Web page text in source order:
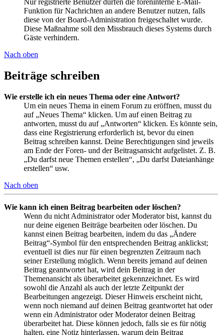
Nur registrierte Benutzer dürfen die foreninterne E-Mail-
Funktion für Nachrichten an andere Benutzer nutzen, falls
diese von der Board-Administration freigeschaltet wurde.
Diese Maßnahme soll den Missbrauch dieses Systems durch
Gäste verhindern.
Nach oben
Beiträge schreiben
Wie erstelle ich ein neues Thema oder eine Antwort?
Um ein neues Thema in einem Forum zu eröffnen, musst du
auf „Neues Thema“ klicken. Um auf einen Beitrag zu
antworten, musst du auf „Antworten“ klicken. Es könnte sein,
dass eine Registrierung erforderlich ist, bevor du einen
Beitrag schreiben kannst. Deine Berechtigungen sind jeweils
am Ende der Foren- und der Beitragsansicht aufgelistet. Z. B.
„Du darfst neue Themen erstellen“, „Du darfst Dateianhänge
erstellen“ usw.
Nach oben
Wie kann ich einen Beitrag bearbeiten oder löschen?
Wenn du nicht Administrator oder Moderator bist, kannst du
nur deine eigenen Beiträge bearbeiten oder löschen. Du
kannst einen Beitrag bearbeiten, indem du das „Ändere
Beitrag“-Symbol für den entsprechenden Beitrag anklickst;
eventuell ist dies nur für einen begrenzten Zeitraum nach
seiner Erstellung möglich. Wenn bereits jemand auf deinen
Beitrag geantwortet hat, wird dein Beitrag in der
Themenansicht als überarbeitet gekennzeichnet. Es wird
sowohl die Anzahl als auch der letzte Zeitpunkt der
Bearbeitungen angezeigt. Dieser Hinweis erscheint nicht,
wenn noch niemand auf deinen Beitrag geantwortet hat oder
wenn ein Administrator oder Moderator deinen Beitrag
überarbeitet hat. Diese können jedoch, falls sie es für nötig
halten, eine Notiz hinterlassen, warum dein Beitrag